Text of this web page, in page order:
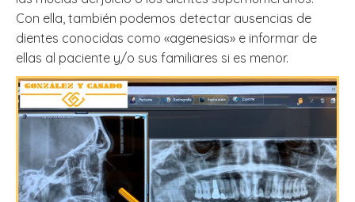
Con ella, también podemos detectar ausencias de
dientes conocidas como «agenesias» e informar de
ellas al paciente y/o sus familiares si es menor.